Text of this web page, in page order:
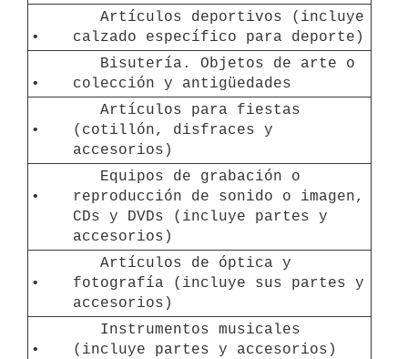
•
calzado específico para deporte)
•
colección y antigüedades
•
(cotillón, disfraces y
accesorios)
•
reproducción de sonido o imagen,
CDs y DVDs (incluye partes y
accesorios)
•
fotografía (incluye sus partes y
accesorios)
•
(incluye partes y accesorios)